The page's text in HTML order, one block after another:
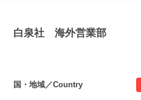
白泉社 海外営業部
国・地域／Country